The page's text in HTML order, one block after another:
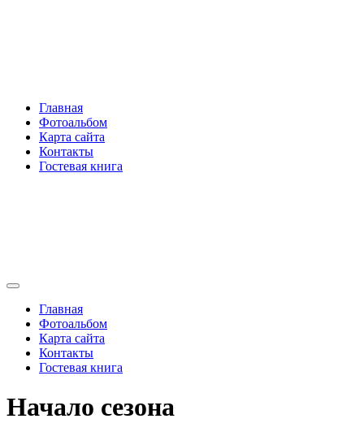
Главная
Фотоальбом
Карта сайта
Контакты
Гостевая книга
Главная
Фотоальбом
Карта сайта
Контакты
Гостевая книга
Начало сезона